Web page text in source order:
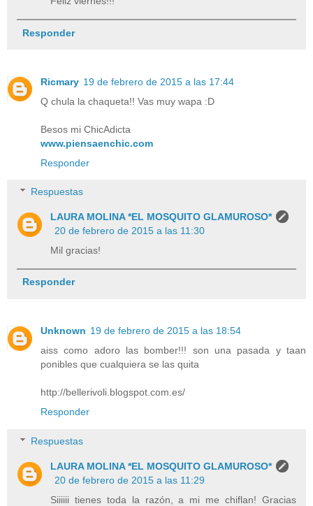
Responder
Ricmary 19 de febrero de 2015 a las 17:44
Q chula la chaqueta!! Vas muy wapa :D
Besos mi ChicAdicta
www.piensaenchic.com
Responder
Respuestas
LAURA MOLINA *EL MOSQUITO GLAMUROSO*
20 de febrero de 2015 a las 11:30
Mil gracias!
Responder
Unknown 19 de febrero de 2015 a las 18:54
aiss como adoro las bomber!!! son una pasada y taan
ponibles que cualquiera se las quita
http://bellerivoli.blogspot.com.es/
Responder
Respuestas
LAURA MOLINA *EL MOSQUITO GLAMUROSO*
20 de febrero de 2015 a las 11:29
Siiiiii tienes toda la razón, a mi me chiflan! Gracias